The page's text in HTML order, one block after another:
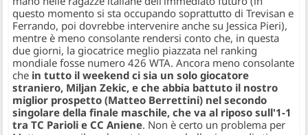
questo momento si sta occupando soprattutto di Trevisan e
Ferrando, poi dovrebbe intervenire anche su Jessica Pieri),
mentre è meno consolante rendersi conto che, in questa
due giorni, la giocatrice meglio piazzata nel ranking
mondiale fosse numero 426 WTA. Ancora meno consolante
che in tutto il weekend ci sia un solo giocatore
straniero, Miljan Zekic, e che abbia battuto il nostro
miglior prospetto (Matteo Berrettini) nel secondo
singolare della finale maschile, che va al riposo sull'1-1
tra TC Parioli e CC Aniene. Non è certo un problema per